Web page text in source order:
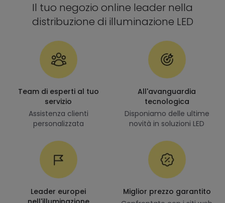
Il tuo negozio online leader nella
distribuzione di illuminazione LED
Team di esperti al tuo
servizio
Assistenza clienti
personalizzata
All'avanguardia
tecnologica
Disponiamo delle ultime
novità in soluzioni LED
Leader europei
Miglior prezzo garantito